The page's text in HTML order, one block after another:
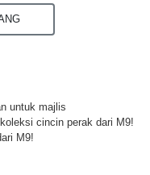
untuk majlis
cincin perak dari M9!
M9!